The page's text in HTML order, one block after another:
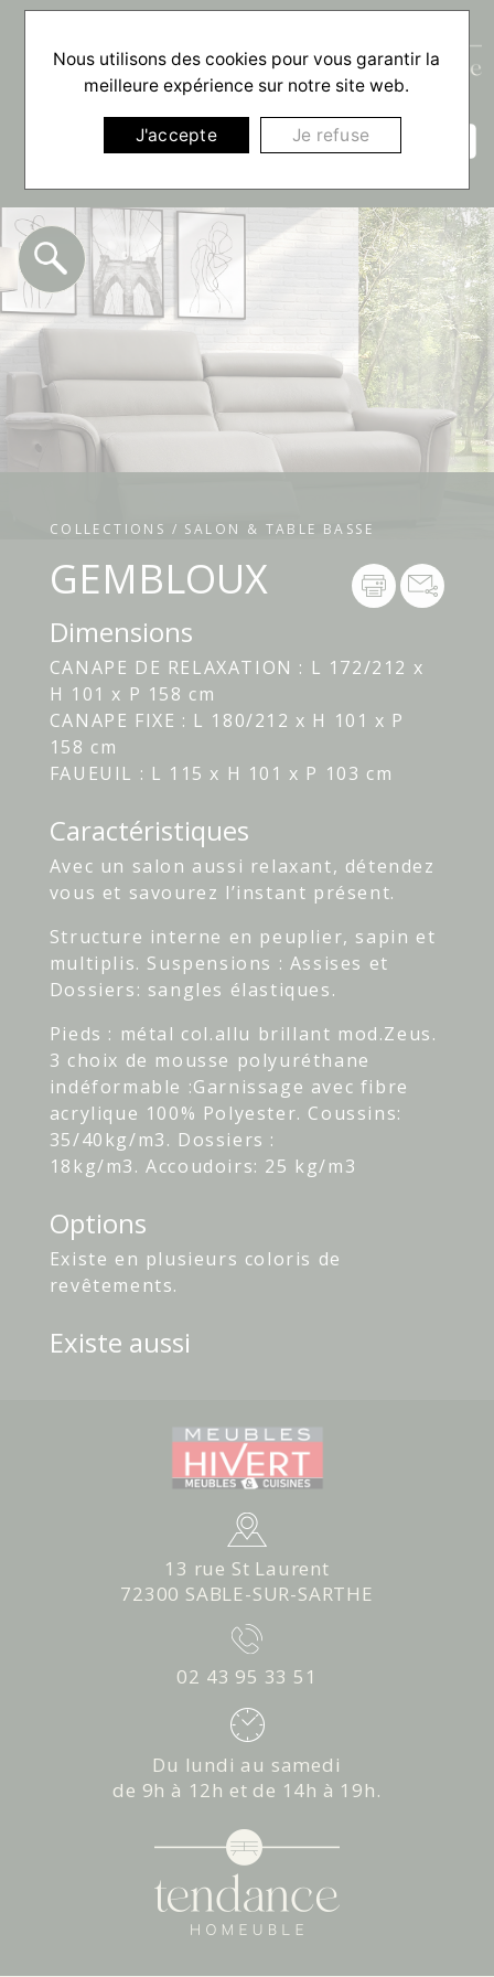
☰
COLLECTIONS / SALON & TABLE BASSE
GEMBLOUX
Dimensions
CANAPE DE RELAXATION : L 172/212 x
H 101 x P 158 cm
CANAPE FIXE : L 180/212 x H 101 x P
158 cm
FAUEUIL : L 115 x H 101 x P 103 cm
Caractéristiques
Avec un salon aussi relaxant, détendez
vous et savourez l’instant présent.
Structure interne en peuplier, sapin et
multiplis. Suspensions : Assises et
Dossiers: sangles élastiques.
Pieds : métal col.allu brillant mod.Zeus.
3 choix de mousse polyuréthane
indéformable :Garnissage avec fibre
acrylique 100% Polyester. Coussins:
35/40kg/m3. Dossiers :
18kg/m3. Accoudoirs: 25 kg/m3
Options
Existe en plusieurs coloris de
revêtements.
Existe aussi
13 rue St Laurent
72300 SABLE-SUR-SARTHE
02 43 95 33 51
Du lundi au samedi
de 9h à 12h et de 14h à 19h.
Nous utilisons des cookies pour vous garantir la
meilleure expérience sur notre site web.
J'accepte Je refuse